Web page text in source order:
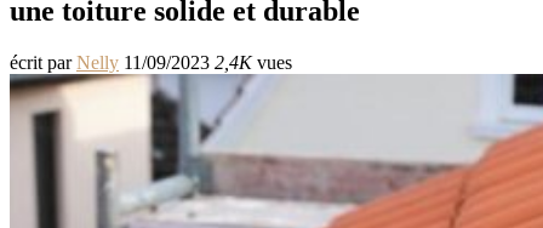
une toiture solide et durable
écrit parNelly 11/09/2023 2,4Kvues